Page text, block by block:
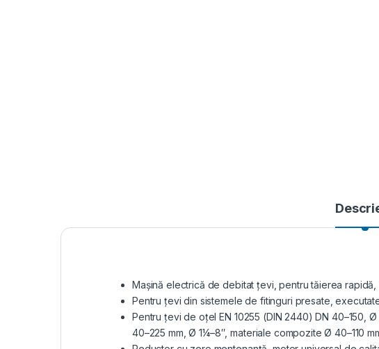
Maşină electrică de debitat ţevi, pentru tăierea
Pentru țevi din sistemele de fitinguri presate,
Pentru ţevi de oţel EN 10255 (DIN 2440) DN 40–150,
40–225 mm, Ø 1¼–8″, materiale compozite Ø 40–110